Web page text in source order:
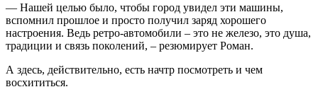
— Нашей целью было, чтобы город увидел эти машины,
вспомнил прошлое и просто получил заряд хорошего
настроения. Ведь ретро-автомобили – это не железо, это душа,
традиции и связь поколений, – резюмирует Роман.
А здесь, действительно, есть начтр посмотреть и чем
восхититься.